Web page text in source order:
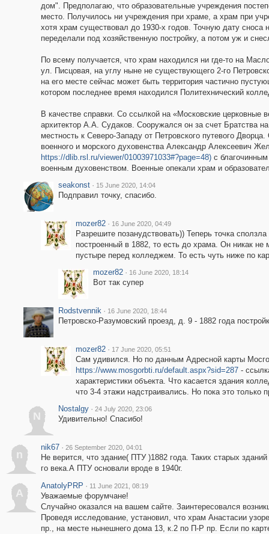
дом". Предполагаю, что образовательные учреждения
место. Получилось ни учреждения при храме, а храм при
хотя храм существовал до 1930-х годов. Точную дату
переделали под хозяйственную постройку, а потом уж и
По всему получается, что храм находился ни где-то на
ул. Писцовая, на углу ныне не существующего 2-го
на его месте сейчас может быть территория частично
котором последнее время находился Политехнический
В качестве справки. Со ссылкой на «Московские церковные
архитектор А.А. Судаков. Сооружался он за счет Братства
местность к Северо-Западу от Петровского путевого
военного и морского духовенства Александр Алексеевич
https://dlib.rsl.ru/viewer/01003971033#?page=48)с
военным духовенством. Военные опекали храм и
seakonst · 15 June 2020, 14:04
Подправил точку, спасибо.
mozer82 · 16 June 2020, 04:49
Разрешите позанудствовать)) Теперь точка
построенный в 1882, то есть до храма. Он никак
пустыре перед колледжем. То есть чуть ниже по
mozer82 · 16 June 2020, 18:14
Вот так супер
Rodstvennik · 16 June 2020, 18:44
Петровско-Разумовский проезд, д. 9 - 1882 года
mozer82 · 17 June 2020, 05:51
Сам удивился. Но по данным Адресной карты
https://www.mosgorbti.ru/default.aspx?sid=287-
характеристики объекта. Что касается здания
что 3-4 этажи надстраивались. Но пока это только
N
Nostalgy · 24 July 2020, 23:06
Удивительно! Спасибо!
n
nik67 · 26 September 2020, 04:01
Не верится, что здание( ПТУ )1882 года. Таких старых
го века.А ПТУ основали вроде в 1940г.
A
AnatolyPRP · 11 June 2021, 08:19
Уважаемые форумчане!
Случайно оказался на вашем сайте. Заинтересовался
Проведя исследование, установил, что храм Анастасии
пр., на месте нынешнего дома 13, к.2 по П-Р пр. Если по